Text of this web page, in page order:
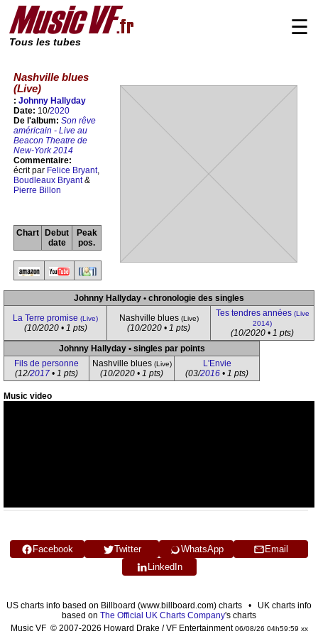
Tous les tubes
☰
Nashville blues
(Live)
: Johnny Hallyday
Date: 10/2020
De l'album: Son rêve
américain - Live au
Beacon Theatre de
New-York 2014
Commentaire:
écrit par Felice Bryant,
Boudleaux Bryant&
Pierre Billon
Chart
Debut
date
Peak
pos.
Johnny Hallyday • chronologie des singles
La Terre promise (Live)
(10/2020 • 1 pts)
Nashville blues (Live)
(10/2020 • 1 pts)
Tes tendres années (Live
2014)
(10/2020 • 1 pts)
Johnny Hallyday • singles par points
Fils de personne
(12/2017 • 1 pts)
Nashville blues (Live)
(10/2020 • 1 pts)
L'Envie
(03/2016 • 1 pts)
Music video
Facebook Twitter WhatsApp
Email
LinkedIn
US charts info based on Billboard (www.billboard.com) charts • UK charts info
based on The Official UK Charts Company's charts
Music VF © 2007-2026 Howard Drake / VF Entertainment06/08/26 04h59:59 xx